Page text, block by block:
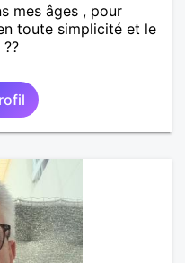
mes âges , pour
toute simplicité et le